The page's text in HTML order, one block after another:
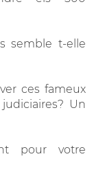
semble t-elle
ces fameux
Un
pour votre